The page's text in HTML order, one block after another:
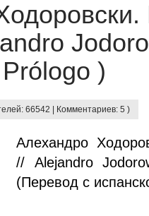
)
66542 | Комментариев: 5 )
Алехандро
// Alejandro
(Перевод с